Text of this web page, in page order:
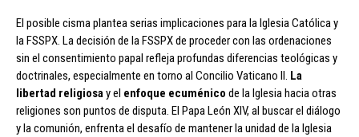
El posible cisma plantea serias implicaciones para la Iglesia Católica y
la FSSPX. La decisión de la FSSPX de proceder con las ordenaciones
sin el consentimiento papal refleja profundas diferencias teológicas y
doctrinales, especialmente en torno al Concilio Vaticano II. La
libertad religiosay el enfoque ecuménico de la Iglesia hacia otras
religiones son puntos de disputa. El Papa León XIV, al buscar el diálogo
y la comunión, enfrenta el desafío de mantener la unidad de la Iglesia